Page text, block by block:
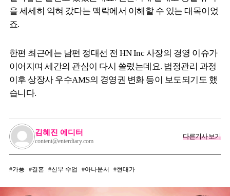
을 세세히 익혀 갔다는 맥락에서 이해할 수 있는 대목이었
죠.
한편 최근에는 남편 정대선 전 HN Inc 사장의 경영 이슈가
이어지며 세간의 관심이 다시 쏠렸는데요. 법정관리 과정
이후 상장사 우수AMS의 경영권 변화 등이 보도되기도 했
습니다.
김혜진 에디터
content@enterdiary.com
다른기사 보기
가풍 결혼 신부 수업 아나운서 현대가